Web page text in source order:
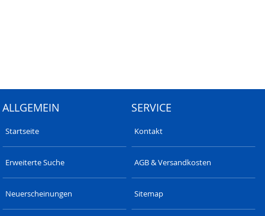
ALLGEMEIN
Startseite
Erweiterte Suche
Neuerscheinungen
SERVICE
Kontakt
AGB & Versandkosten
Sitemap